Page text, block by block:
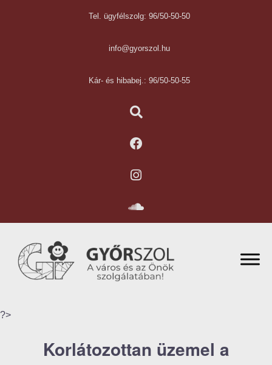
Tel. ügyfélszolg: 96/50-50-50
info@gyorszol.hu
Kár- és hibabej.: 96/50-50-55
?>
Korlátozottan üzemel a